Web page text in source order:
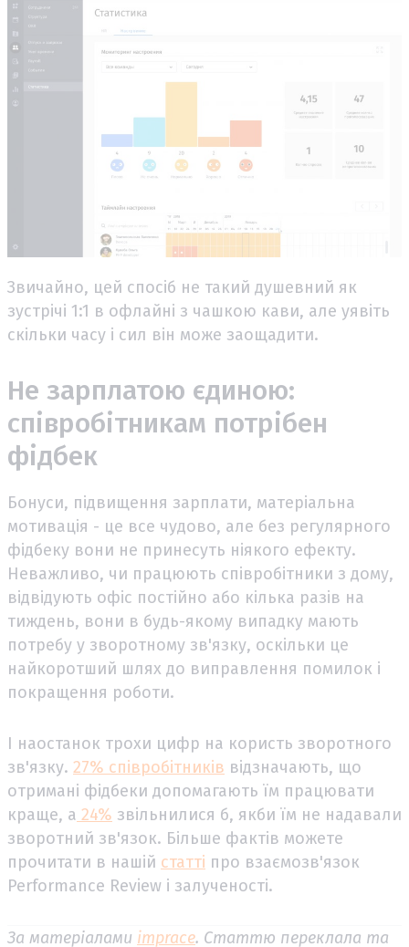
Звичайно, цей спосіб не такий душевний як
зустрічі 1:1 в офлайні з чашкою кави, але уявіть
скільки часу і сил він може заощадити.
Не зарплатою єдиною:
співробітникам потрібен
фідбек
Бонуси, підвищення зарплати, матеріальна
мотивація - це все чудово, але без регулярного
фідбеку вони не принесуть ніякого ефекту.
Неважливо, чи працюють співробітники з дому,
відвідують офіс постійно або кілька разів на
тиждень, вони в будь-якому випадку мають
потребу у зворотному зв'язку, оскільки це
найкоротший шлях до виправлення помилок і
покращення роботи.
І наостанок трохи цифр на користь зворотного
зв'язку. 27% співробітників відзначають, що
отримані фідбеки допомагають їм працювати
краще, а 24% звільнилися б, якби їм не надавали
зворотний зв'язок. Більше фактів можете
прочитати в нашій статті про взаємозв'язок
Performance Review і залученості.
За матеріалами imprace. Статтю переклала та